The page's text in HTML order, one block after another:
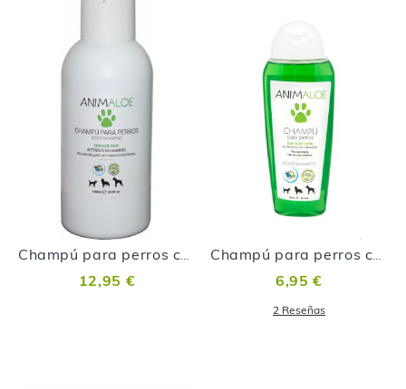
12,95 € 6,95 €
2 Reseñas